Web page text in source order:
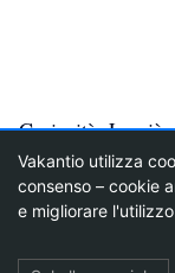
Curiosità: La più
Canada(l'edificio
stata costruita
fronte al
1
Vakantio utilizza
consenso – cookie
e migliorare